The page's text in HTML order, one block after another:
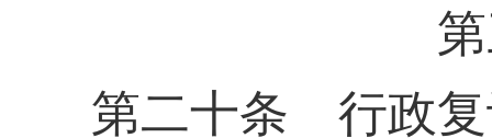
第二十条 行政复